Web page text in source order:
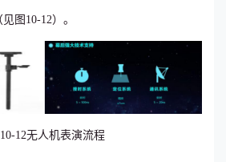
图10-12）。
12无人机表演流程